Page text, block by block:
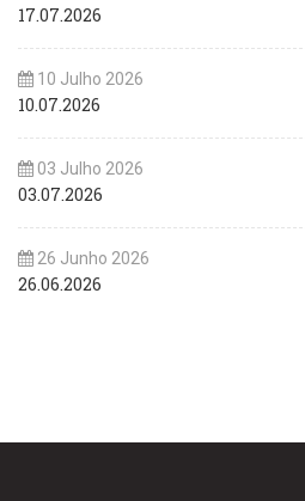
17.07.2026
10 Julho 2026
10.07.2026
03 Julho 2026
03.07.2026
26 Junho 2026
26.06.2026